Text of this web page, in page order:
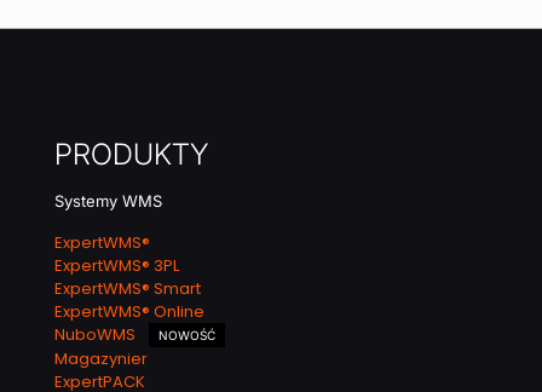
PRODUKTY
Systemy WMS
ExpertWMS®
ExpertWMS® 3PL
ExpertWMS® Smart
ExpertWMS® Online
NuboWMS
NOWOŚĆ
Magazynier
ExpertPACK